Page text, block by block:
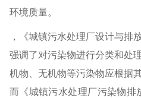
环境质量。
，《城镇污水处理厂设计与排
强调了对污染物进行分类和处
机物、无机物等污染物应根据
而《城镇污水处理厂污染物排